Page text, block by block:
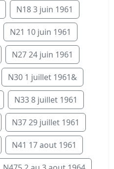
N18 3 juin 1961
N21 10 juin 1961
N27 24 juin 1961
N30 1 juillet 1961&
N33 8 juillet 1961
N37 29 juillet 1961
N41 17 aout 1961